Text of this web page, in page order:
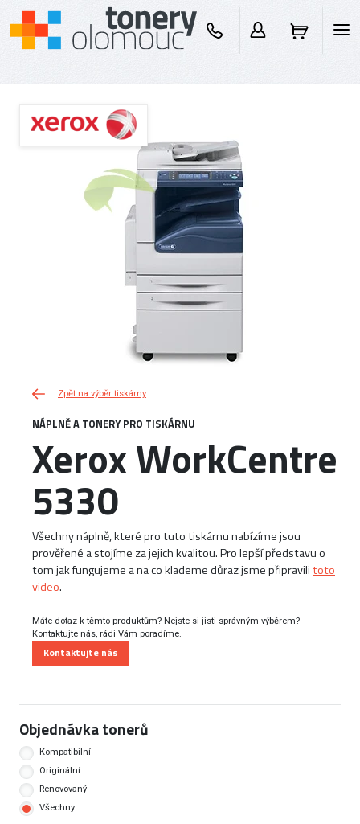
Zpět na výběr tiskárny
NÁPLNĚ A TONERY PRO TISKÁRNU
Xerox WorkCentre
5330
Všechny náplně, které pro tuto tiskárnu nabízíme jsou
prověřené a stojíme za jejich kvalitou. Pro lepší představu o
tom jak fungujeme a na co klademe důraz jsme připravilitoto
video.
Máte dotaz k těmto produktům? Nejste si jisti správným výběrem?
Kontaktujte nás, rádi Vám poradíme.
Kontaktujte nás
Objednávka tonerů
Kompatibilní
Originální
Renovovaný
Všechny